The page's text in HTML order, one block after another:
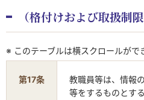
（格付けおよび取扱制
※ このテーブルは横スクロールがで
第17条
教職員等は、情報
等をするものとする